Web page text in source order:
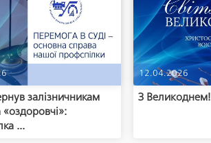
залізничникам
...
12.04.2026
З Великоднем!